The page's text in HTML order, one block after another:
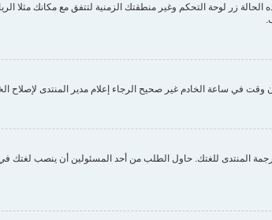
زر لوحة التحكم وغير منطقتك الزمنية لتتفق مع مكانك مثلا
في ساعة الخادم غير صحيح الرجاء إعلام مدير المنتدى لإصلاح
المنتدى للغتك. حاول الطلب من أحد المسئولين أن ينصب لغتك في